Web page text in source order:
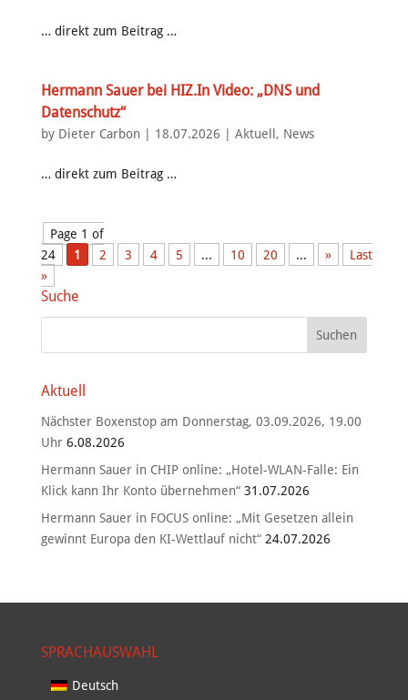
… direkt zum Beitrag …
Hermann Sauer bei HIZ.In Video: „DNS und
Datenschutz“
by Dieter Carbon 18.07.2026 Aktuell , News
… direkt zum Beitrag …
Page 1 of
24
1 2 3 4 5 10 20 »
Last
»
Suche
Aktuell
Nächster Boxenstop am Donnerstag, 03.09.2026, 19.00
Uhr 6.08.2026
Hermann Sauer in CHIP online: „Hotel-WLAN-Falle: Ein
Klick kann Ihr Konto übernehmen“ 31.07.2026
Hermann Sauer in FOCUS online: „Mit Gesetzen allein
gewinnt Europa den KI-Wettlauf nicht“ 24.07.2026
SPRACHAUSWAHL
Deutsch